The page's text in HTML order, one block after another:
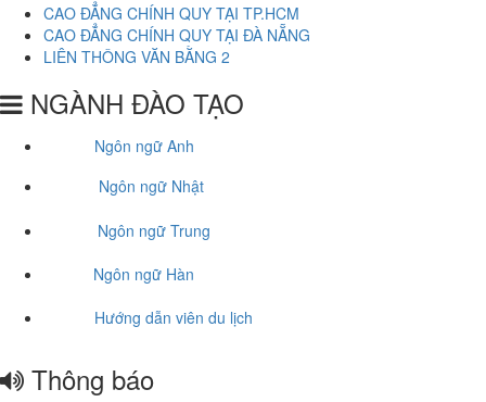
CAO ĐẲNG CHÍNH QUY TẠI TP.HCM
CAO ĐẲNG CHÍNH QUY TẠI ĐÀ NẴNG
LIÊN THÔNG VĂN BẰNG 2
NGÀNH ĐÀO TẠO
Ngôn ngữ Anh
Ngôn ngữ Nhật
Ngôn ngữ Trung
Ngôn ngữ Hàn
Hướng dẫn viên du lịch
Thông báo